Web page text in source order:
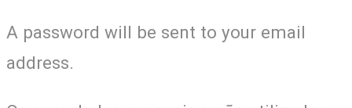
A password will be sent to your email
address.